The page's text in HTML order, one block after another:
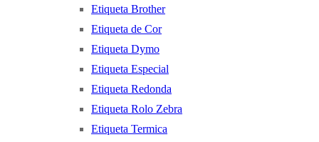
Etiqueta Brother
Etiqueta de Cor
Etiqueta Dymo
Etiqueta Especial
Etiqueta Redonda
Etiqueta Rolo Zebra
Etiqueta Termica